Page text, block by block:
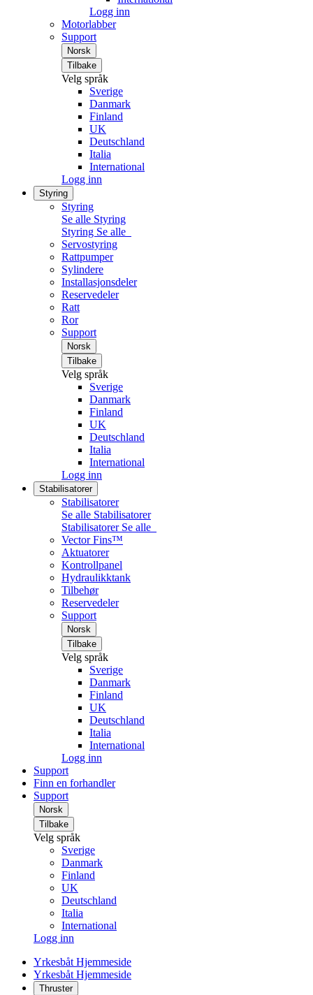
Logg inn
Motorlabber
Support
Norsk
Tilbake
Velg språk
Sverige
Danmark
Finland
UK
Deutschland
Italia
International
Logg inn
Styring
Styring
Se alle Styring
Styring Se alle
Servostyring
Rattpumper
Sylindere
Installasjonsdeler
Reservedeler
Ratt
Ror
Support
Norsk
Tilbake
Velg språk
Sverige
Danmark
Finland
UK
Deutschland
Italia
International
Logg inn
Stabilisatorer
Stabilisatorer
Se alle Stabilisatorer
Stabilisatorer Se alle
Vector Fins™
Aktuatorer
Kontrollpanel
Hydraulikktank
Tilbehør
Reservedeler
Support
Norsk
Tilbake
Velg språk
Sverige
Danmark
Finland
UK
Deutschland
Italia
International
Logg inn
Support
Finn en forhandler
Support
Norsk
Tilbake
Velg språk
Sverige
Danmark
Finland
UK
Deutschland
Italia
International
Logg inn
Yrkesbåt Hjemmeside
Yrkesbåt Hjemmeside
Thruster